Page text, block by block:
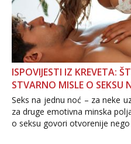
ISPOVIJESTI IZ KREVETA:
STVARNO MISLE O SEKSU
Seks na jednu noć – za neke
za druge emotivna minska
o seksu govori otvorenije
dalje izaziva burne